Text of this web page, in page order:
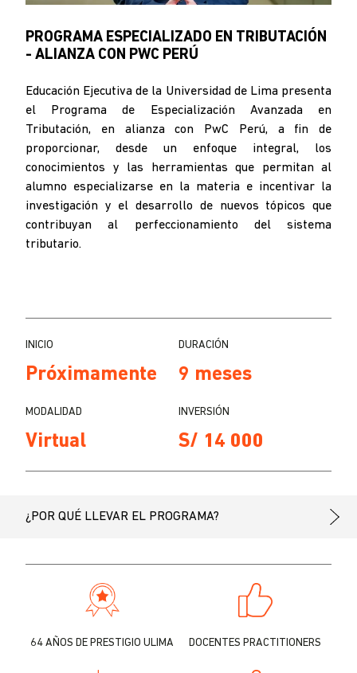
PROGRAMA ESPECIALIZADO EN TRIBUTACIÓN
- ALIANZA CON PWC PERÚ
Educación Ejecutiva de la Universidad de Lima presenta
el Programa de Especialización Avanzada en
Tributación, en alianza con PwC Perú, a fin de
proporcionar, desde un enfoque integral, los
conocimientos y las herramientas que permitan al
alumno especializarse en la materia e incentivar la
investigación y el desarrollo de nuevos tópicos que
contribuyan al perfeccionamiento del sistema
tributario.
INICIO
Próximamente
DURACIÓN
9 meses
MODALIDAD
Virtual
INVERSIÓN
S/ 14 000
¿POR QUÉ LLEVAR EL PROGRAMA?
64 AÑOS DE PRESTIGIO ULIMA DOCENTES PRACTITIONERS